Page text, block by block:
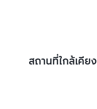
สถานที่ใกล้เคียง